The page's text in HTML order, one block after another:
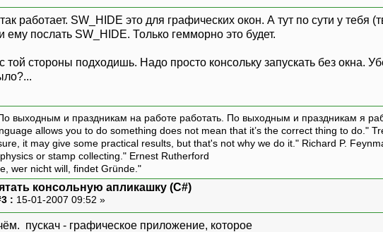
работает. SW_HIDE это для графических окон. А тут по сути у тебя
ему послать SW_HIDE. Только гемморно это будет.
стороны подходишь. Надо просто консольку запускать без окна.
выходным и праздникам на работе работать. По выходным и праздникам я
allows you to do something does not mean that it’s the correct thing to do."
it may give some practical results, but that's not why we do it." Richard P.
or stamp collecting." Ernest Rutherford
wer nicht will, findet Gründe."
консольную апликашку (C#)
: 15-01-2007 09:52 »
пускач - графическое приложение, которое